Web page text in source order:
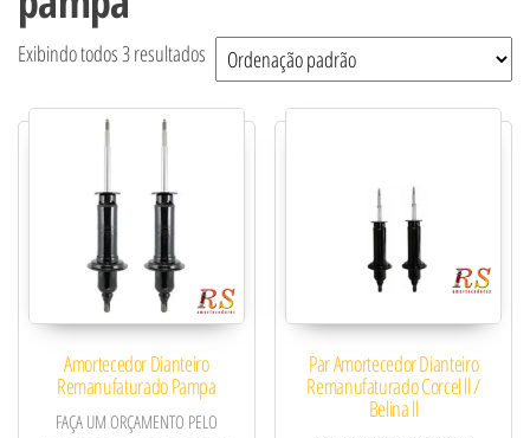
Exibindo todos 3 resultados
Amortecedor Dianteiro
Remanufaturado Pampa
FAÇA UM ORÇAMENTO PELO
Par Amortecedor Dianteiro
Remanufaturado Corcel ll /
Belina ll